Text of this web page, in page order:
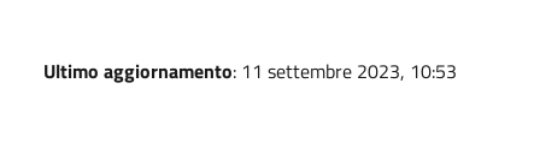
Ultimo aggiornamento: 11 settembre 2023, 10:53